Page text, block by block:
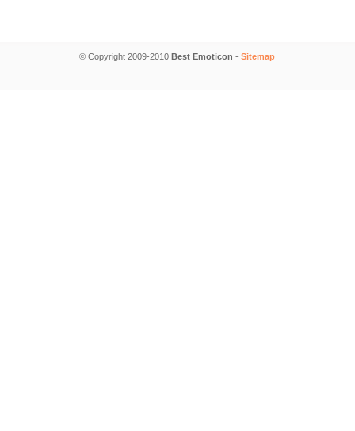
© Copyright 2009-2010 Best Emoticon - Sitemap